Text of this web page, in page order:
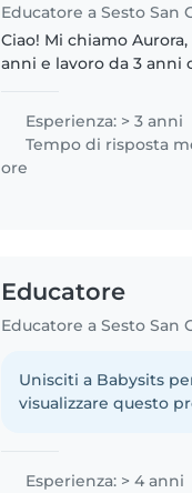
Ciao! Mi chiamo Aurora,
anni e lavoro da 3 anni
bambini della scuola
primaria con diverse
Esperienza: > 3 anni
Tempo di risposta
ore
Educatore
Unisciti a Babysits
visualizzare questo
Esperienza: > 4 anni